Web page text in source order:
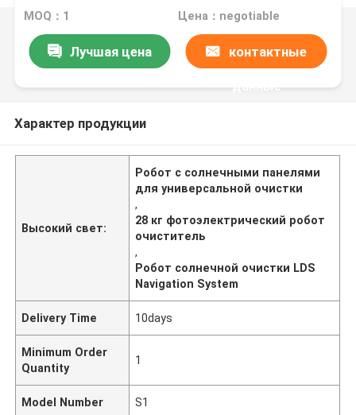
универсальной очистки
MOQ：1 Цена：negotiable
Лучшая цена контактные
данные
Характер продукции
Высокий свет:
Робот с солнечными панелями
для универсальной очистки
,
28 кг фотоэлектрический робот
очиститель
,
Робот солнечной очистки LDS
Navigation System
Delivery Time 10days
Minimum Order
Quantity
1
Model Number S1